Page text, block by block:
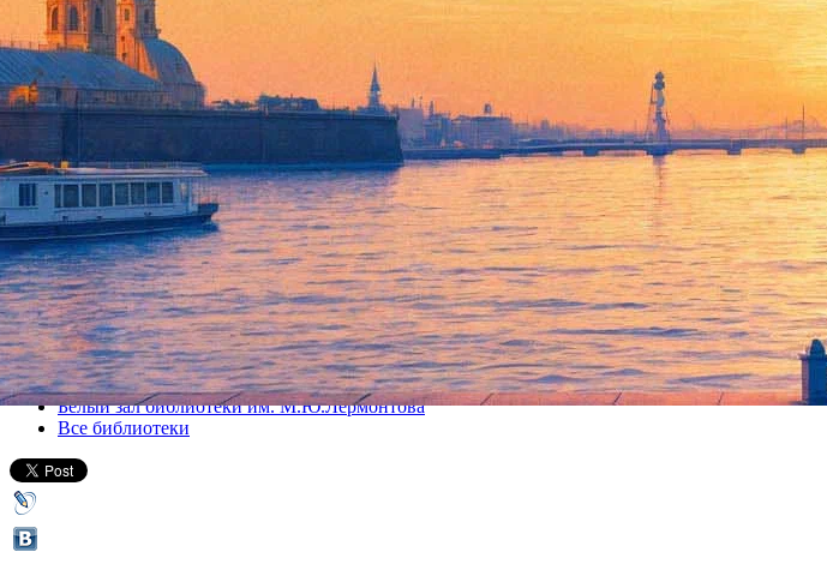
«Глокая куздра» и другие: петербуржцам
13 сентября 2016, вторник,18.30-18 октября 2016, вторник
Версия для печати
Все лекции
Белый зал библиотеки им. М.Ю.Лермонтова
Все библиотеки